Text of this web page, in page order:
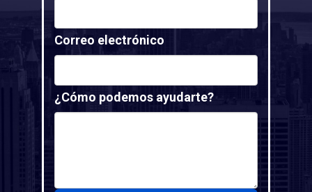
Correo electrónico
¿Cómo podemos ayudarte?